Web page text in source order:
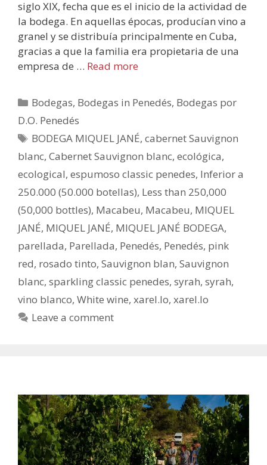
siglo XIX, fecha que es el inicio de la actividad de
la bodega. En aquellas épocas, producían vino a
granel y se distribuía principalmente en Cuba,
gracias a que la familia era propietaria de una
empresa de … Read more
Bodegas, Bodegas in Penedés, Bodegas por
D.O. Penedés
BODEGA MIQUEL JANÉ,cabernet Sauvignon
blanc, Cabernet Sauvignon blanc, ecológica,
ecological, espumoso classic penedes, Inferior a
250.000 (50.000 botellas), Less than 250,000
(50,000 bottles), Macabeu, Macabeu, MIQUEL
JANÉ, MIQUEL JANÉ, MIQUEL JANÉ BODEGA,
parellada, Parellada, Penedés, Penedés, pink
red, rosado tinto, Sauvignon blan, Sauvignon
blanc, sparkling classic penedes, syrah, syrah,
vino blanco, White wine, xarel.lo, xarel.lo
Leave a comment